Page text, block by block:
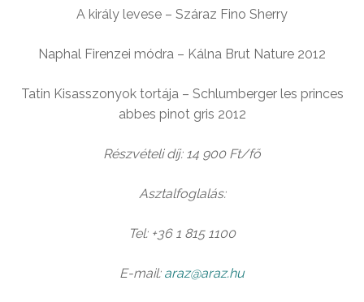
A király levese – Száraz Fino Sherry
Naphal Firenzei módra – Kálna Brut Nature 2012
Tatin Kisasszonyok tortája – Schlumberger les princes
abbes pinot gris 2012
Részvételi díj: 14 900 Ft/fő
Asztalfoglalás:
Tel: +36 1 815 1100
E-mail: araz@araz.hu